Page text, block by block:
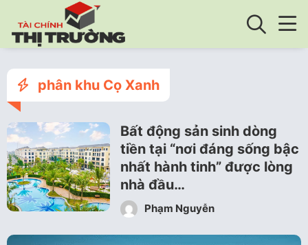
phân khu Cọ Xanh
Bất động sản sinh dòng
tiền tại “nơi đáng sống bậc
nhất hành tinh” được lòng
nhà đầu…
Phạm Nguyễn